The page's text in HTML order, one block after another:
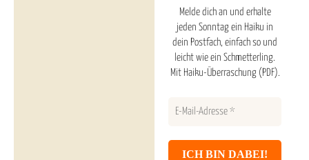
Melde dich an und erhalte
jeden Sonntag ein Haiku in
dein Postfach, einfach so und
leicht wie ein Schmetterling.
Mit Haiku-Überraschung (PDF).